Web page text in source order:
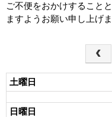
ご不便をおかけすること
ますようお願い申し上げま
土曜日
日曜日